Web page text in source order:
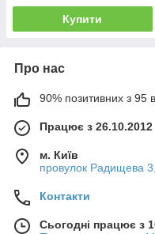
Купити
Про нас
90% позитивних з 95
Працює з 26.10.2012
м. Київ
провулок Радищева 3,
Контакти
Сьогодні працює з